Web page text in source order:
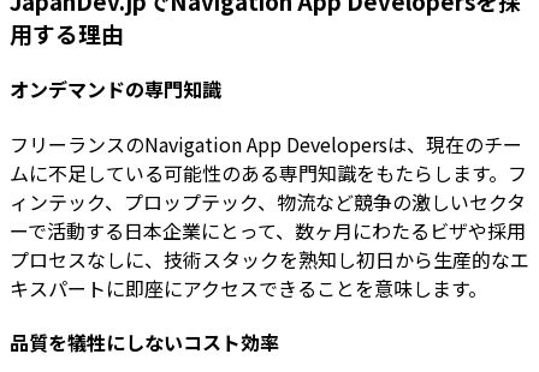
用する理由
オンデマンドの専門知識
フリーランスのNavigation App Developersは、現在のチー
ムに不足している可能性のある専門知識をもたらします。フ
ィンテック、プロップテック、物流など競争の激しいセクタ
ーで活動する日本企業にとって、数ヶ月にわたるビザや採用
プロセスなしに、技術スタックを熟知し初日から生産的なエ
キスパートに即座にアクセスできることを意味します。
品質を犠牲にしないコスト効率